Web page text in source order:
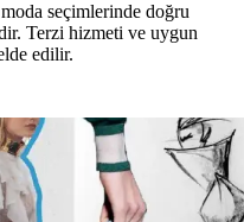
seçimlerinde doğru
Terzi hizmeti ve uygun
edilir.